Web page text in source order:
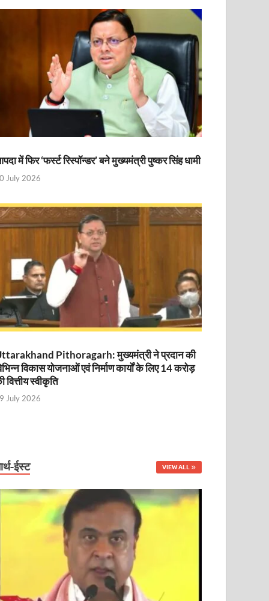
में फिर ‘फर्स्ट रिस्पॉन्डर’ बने मुख्यमंत्री पुष्कर सिंह धामी
July 2026
Pithoragarh: मुख्यमंत्री ने प्रदान की
विकास योजनाओं एवं निर्माण कार्यों के लिए 14 करोड़
वित्तीय स्वीकृति
July 2026
ईस्ट VIEW ALL